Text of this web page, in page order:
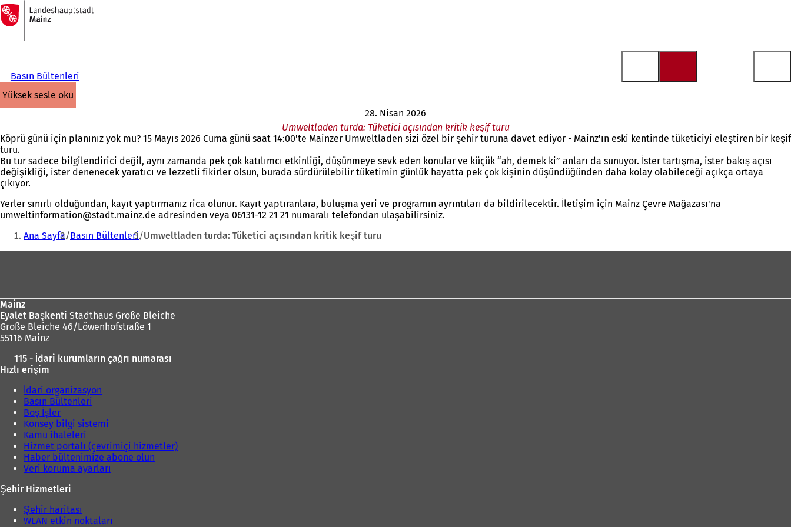
İçeriğe atla
Ana
sayfaya
Basın Bültenleri
yüksek sesle oku
28. Nisan 2026
Umweltladen turda: Tüketici açısından kritik keşif turu
Köprü günü için planınız yok mu? 15 Mayıs 2026 Cuma günü saat 14:00'te Mainzer Umweltladen sizi özel bir şehir turuna davet ediyor - Mainz'ın eski kentinde tüketiciyi eleştiren bir keşif
turu.
Bu tur sadece bilgilendirici değil, aynı zamanda pek çok katılımcı etkinliği, düşünmeye sevk eden konular ve küçük “ah, demek ki” anları da sunuyor. İster tartışma, ister bakış açısı
değişikliği, ister denenecek yaratıcı ve lezzetli fikirler olsun, burada sürdürülebilir tüketimin günlük hayatta pek çok kişinin düşündüğünden daha kolay olabileceği açıkça ortaya
çıkıyor.
Yerler sınırlı olduğundan, kayıt yaptırmanız rica olunur. Kayıt yaptıranlara, buluşma yeri ve programın ayrıntıları da bildirilecektir. İletişim için Mainz Çevre Mağazası'na
umweltinformation
stadt.mainz de adresinden veya 06131-12 21 21 numaralı telefondan ulaşabilirsiniz.
Buradasınız:
Ana Sayfa Basın Bültenleri Umweltladen turda: Tüketici açısından kritik keşif turu
Mainz
Eyalet Başkenti Stadthaus Große Bleiche
Große Bleiche 46/Löwenhofstraße 1
55116 Mainz
115 - İdari kurumların çağrı numarası
Hızlı erişim
İdari organizasyon
Basın Bültenleri
Boş İşler
Konsey bilgi sistemi
Kamu ihaleleri
Hizmet portalı (çevrimiçi hizmetler)
Haber bültenimize abone olun
Veri koruma ayarları
Şehir Hizmetleri
Şehir haritası
WLAN etkin noktaları